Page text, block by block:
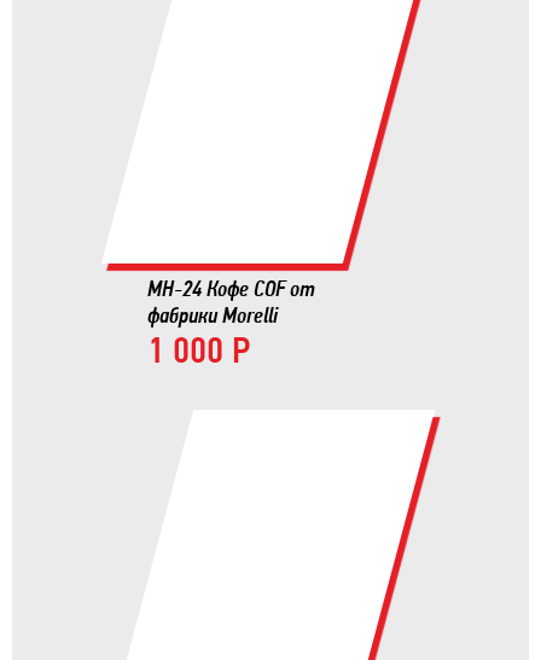
MH-24 Кофе COF от
фабрики Morelli
1 000 Р